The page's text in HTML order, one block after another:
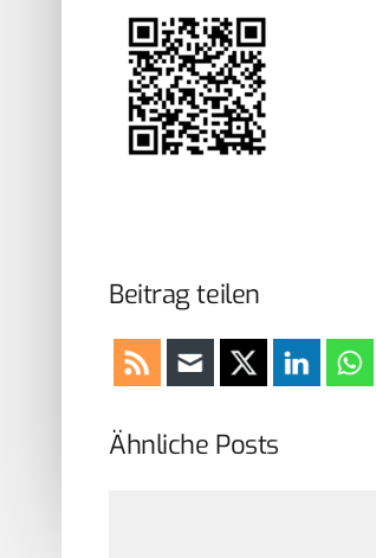
Beitrag teilen
Ähnliche Posts